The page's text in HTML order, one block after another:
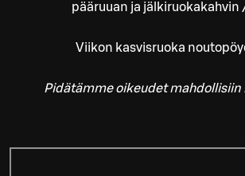
pääruuan ja
Viikon kasvisruoka
Pidätämme oikeudet mahdollisiin